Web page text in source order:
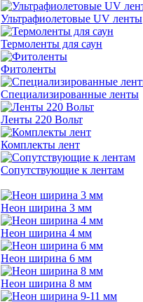
Ультрафиолетовые UV ленты
Термоленты для саун
Фитоленты
Специализированные ленты
Ленты 220 Вольт
Комплекты лент
Сопутствующие к лентам
Неон ширина 3 мм
Неон ширина 4 мм
Неон ширина 6 мм
Неон ширина 8 мм